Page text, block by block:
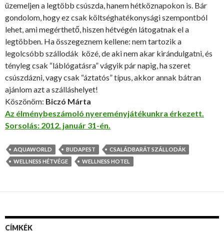
üzemeljen a legtöbb csúszda, hanem hétköznapokon is. Bár
gondolom, hogy ez csak költséghatékonysági szempontból
lehet, ami megérthető, hiszen hétvégén látogatnak el a
legtöbben. Ha összegeznem kellene: nem tartozik a
legolcsóbb szállodák közé, de aki nem akar kirándulgatni, és
tényleg csak “láblógatásra” vágyik pár napig, ha szeret
csúszdázni, vagy csak “áztatós” típus, akkor annak bátran
ajánlom azt a szálláshelyet!
Köszönöm: Biczó Márta
Az élménybeszámoló nyereményjátékunkra érkezett.
Sorsolás: 2012. január 31-én.
AQUAWORLD BUDAPEST
CSALÁDBARÁT SZÁLLODÁK
WELLNESS HÉTVÉGE
WELLNESS HOTEL
CÍMKÉK